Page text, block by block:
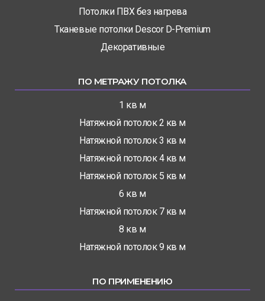
Потолки ПВХ без нагрева
Тканевые потолки Descor D-Premium
Декоративные
ПО МЕТРАЖУ ПОТОЛКА
1 кв м
Натяжной потолок 2 кв м
Натяжной потолок 3 кв м
Натяжной потолок 4 кв м
Натяжной потолок 5 кв м
6 кв м
Натяжной потолок 7 кв м
8 кв м
Натяжной потолок 9 кв м
ПО ПРИМЕНЕНИЮ